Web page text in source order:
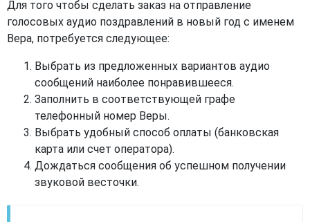
Для того чтобы сделать заказ на отправление
голосовых аудио поздравлений в новый год с именем
Вера, потребуется следующее:
Выбрать из предложенных вариантов аудио
сообщений наиболее понравившееся.
Заполнить в соответствующей графе
телефонный номер Веры.
Выбрать удобный способ оплаты (банковская
карта или счет оператора).
Дождаться сообщения об успешном получении
звуковой весточки.